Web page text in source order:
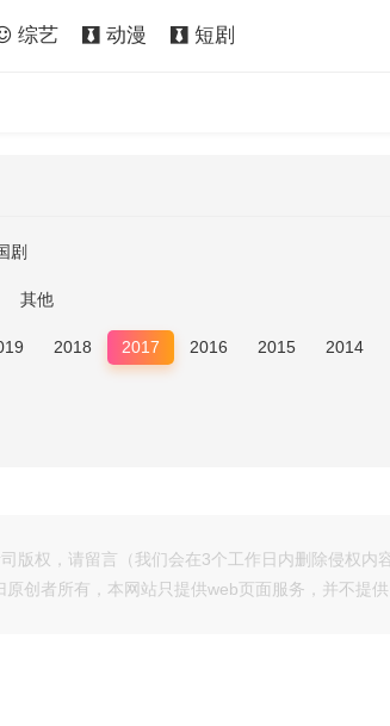
综艺 动漫 短剧
剧
其他
2018 2017 2016 2015 2014
版权，请留言（我们会在3个工作日内删除侵权内
创者所有，本网站只提供web页面服务，并不提